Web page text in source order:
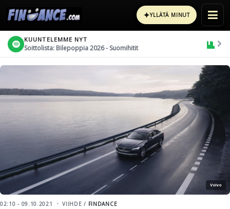
✦YLLÄTÄ MINUT
KUUNTELEMME NYT
Soittolista: Bilepoppia 2026 - Suomihitit
Volvo
02:10 - 09.10.2021 VIIHDE / FINDANCE